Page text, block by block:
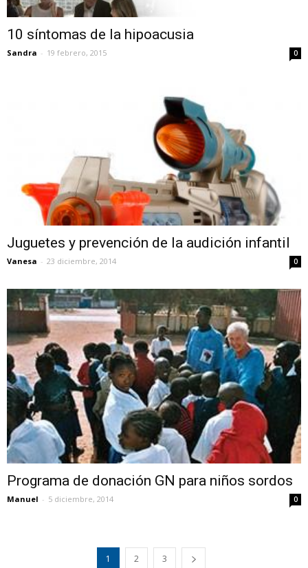
10 síntomas de la hipoacusia
Sandra - 19 febrero, 2015 0
Juguetes y prevención de la audición infantil
Vanesa - 23 diciembre, 2014 0
Programa de donación GN para niños sordos
Manuel - 5 diciembre, 2014 0
1 2 3